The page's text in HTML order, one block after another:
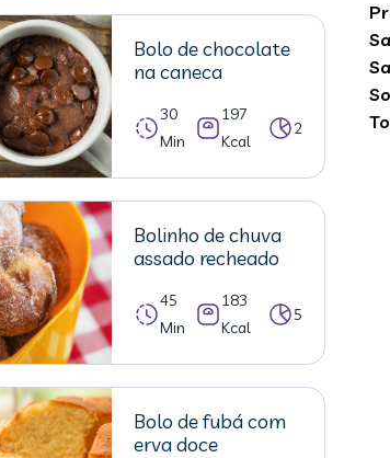
Bolo de chocolate
na caneca
30
Min
197
Kcal
2
Bolinho de chuva
assado recheado
45
Min
183
Kcal
5
Bolo de fubá com
erva doce